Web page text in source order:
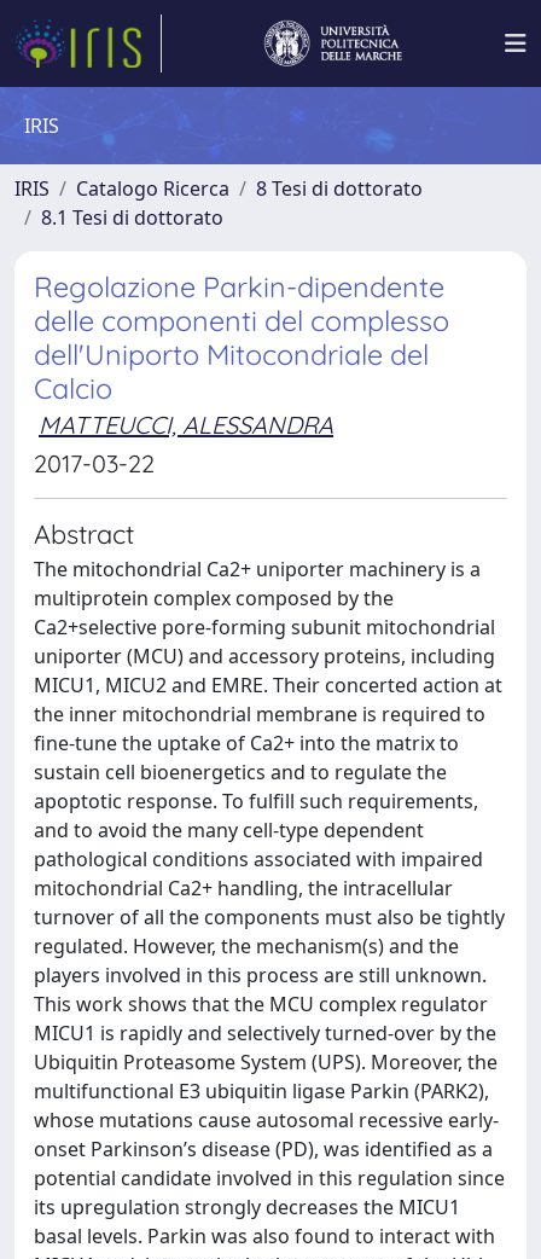
IRIS
IRIS Catalogo Ricerca
8 Tesi di dottorato
8.1 Tesi di dottorato
Regolazione Parkin-dipendente
delle componenti del complesso
dell'Uniporto Mitocondriale del
Calcio
MATTEUCCI, ALESSANDRA
2017-03-22
Abstract
The mitochondrial Ca2+ uniporter machinery is a
multiprotein complex composed by the
Ca2+selective pore-forming subunit mitochondrial
uniporter (MCU) and accessory proteins, including
MICU1, MICU2 and EMRE. Their concerted action at
the inner mitochondrial membrane is required to
fine-tune the uptake of Ca2+ into the matrix to
sustain cell bioenergetics and to regulate the
apoptotic response. To fulfill such requirements,
and to avoid the many cell-type dependent
pathological conditions associated with impaired
mitochondrial Ca2+ handling, the intracellular
turnover of all the components must also be tightly
regulated. However, the mechanism(s) and the
players involved in this process are still unknown.
This work shows that the MCU complex regulator
MICU1 is rapidly and selectively turned-over by the
Ubiquitin Proteasome System (UPS). Moreover, the
multifunctional E3 ubiquitin ligase Parkin (PARK2),
whose mutations cause autosomal recessive early-
onset Parkinson’s disease (PD), was identified as a
potential candidate involved in this regulation since
its upregulation strongly decreases the MICU1
basal levels. Parkin was also found to interact with